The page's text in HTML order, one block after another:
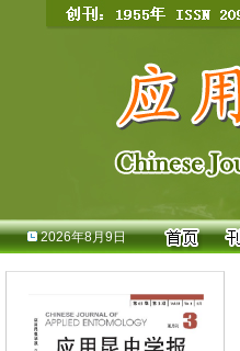
2026年8月9日